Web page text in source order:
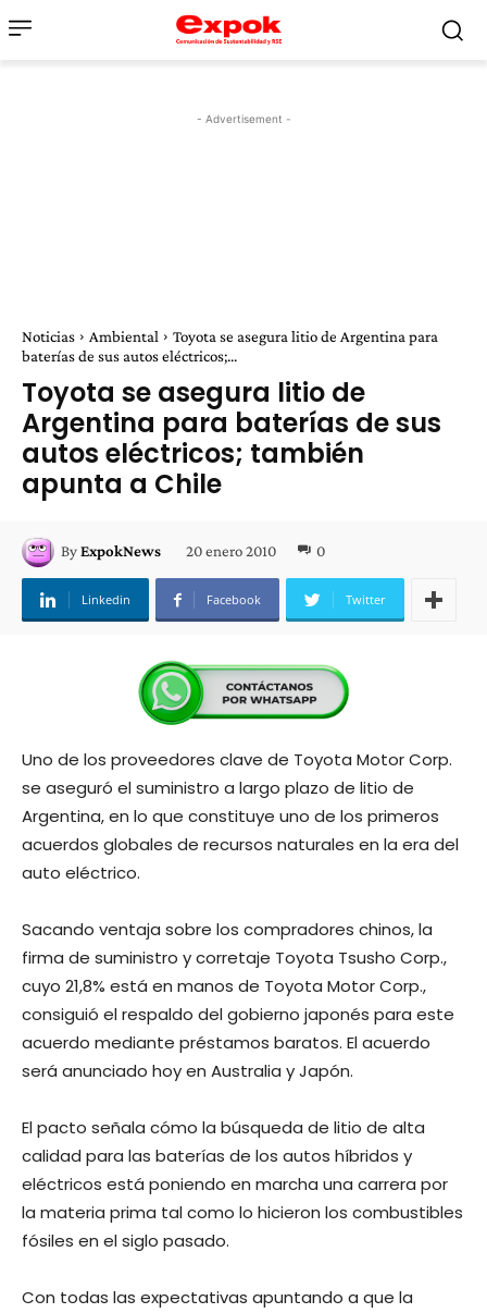
- Advertisement -
Noticias Ambiental
Toyota se asegura litio de Argentina para
baterías de sus autos eléctricos;...
Toyota se asegura litio de
Argentina para baterías de sus
autos eléctricos; también
apunta a Chile
ByExpokNews 20 enero 2010 0
Linkedin Facebook Twitter
Uno de los proveedores clave de Toyota Motor Corp.
se aseguró el suministro a largo plazo de litio de
Argentina, en lo que constituye uno de los primeros
acuerdos globales de recursos naturales en la era del
auto eléctrico.
Sacando ventaja sobre los compradores chinos, la
firma de suministro y corretaje Toyota Tsusho Corp.,
cuyo 21,8% está en manos de Toyota Motor Corp.,
consiguió el respaldo del gobierno japonés para este
acuerdo mediante préstamos baratos. El acuerdo
será anunciado hoy en Australia y Japón.
El pacto señala cómo la búsqueda de litio de alta
calidad para las baterías de los autos híbridos y
eléctricos está poniendo en marcha una carrera por
la materia prima tal como lo hicieron los combustibles
fósiles en el siglo pasado.
Con todas las expectativas apuntando a que la